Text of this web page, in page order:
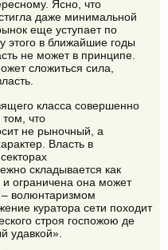
Ясно, что
даже минимальной
еще уступает по
этого в ближайшие годы
не может в принципе.
сложиться сила,
класса совершенно
что
не рыночный, а
Власть в
складывается как
ограничена она может
волюнтаризмом
куратора сети походит
строя госпожою де
удавкой».